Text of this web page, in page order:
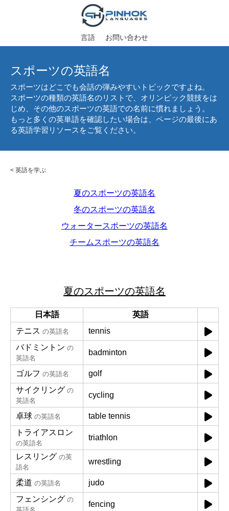
言語 お問い合わせ
スポーツの英語名
スポーツはどこでも会話の弾みやすいトピックですよね。
スポーツの種類の英語名のリストで、オリンピック競技をは
じめ、その他のスポーツの英語での名前に慣れましょう。
もっと多くの英単語を確認したい場合は、ページの最後にあ
る英語学習リソースをご覧ください。
< 英語を学ぶ
夏のスポーツの英語名
冬のスポーツの英語名
ウォータースポーツの英語名
チームスポーツの英語名
夏のスポーツの英語名
日本語
英語
テニス の英語名
tennis
バドミントン の
英語名
badminton
ゴルフ の英語名
golf
サイクリング の
英語名
cycling
卓球 の英語名
table tennis
トライアスロン
の英語名
triathlon
レスリング の英
語名
wrestling
柔道 の英語名
judo
フェンシング の
fencing